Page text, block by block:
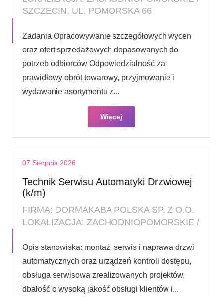
SZCZECIN, UL. POMORSKA 66
Zadania Opracowywanie szczegółowych wycen
oraz ofert sprzedażowych dopasowanych do
potrzeb odbiorców Odpowiedzialność za
prawidłowy obrót towarowy, przyjmowanie i
wydawanie asortymentu z...
Więcej
07 Sierpnia 2026
Technik Serwisu Automatyki Drzwiowej
(k/m)
FIRMA: DORMAKABA POLSKA SP. Z O.O.
LOKALIZACJA: ZACHODNIOPOMORSKIE /
Opis stanowiska: montaż, serwis i naprawa drzwi
automatycznych oraz urządzeń kontroli dostępu,
obsługa serwisowa zrealizowanych projektów,
dbałość o wysoką jakość obsługi klientów i...